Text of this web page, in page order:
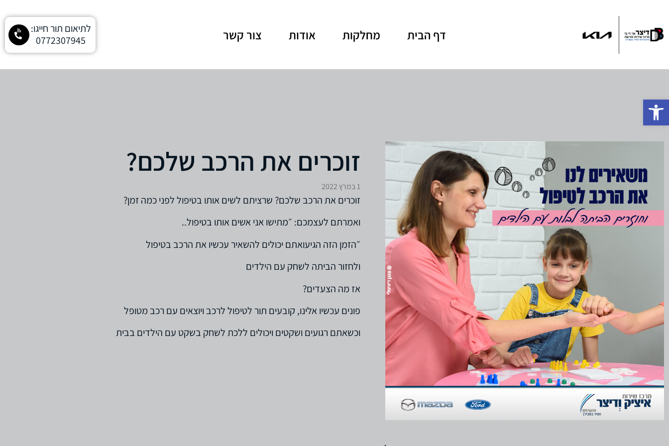
פתח סרגל נגישות
דף הבית מחלקות אודות צור קשר
לתיאום תור חייגו:
0772307945
זוכרים את הרכב שלכם?
1 במרץ 2022
זוכרים את הרכב שלכם? שרציתם לשים אותו בטיפול לפני כמה זמן?
ואמרתם לעצמכם: ״מתישו אני אשים אותו בטיפול..
״הזמן הזה הגיעואתם יכולים להשאיר עכשיו את הרכב בטיפול
ולחזור הביתה לשחק עם הילדים
אז מה הצעדים?
פונים עכשיו אלינו, קובעים תור לטיפול לרכב ויוצאים עם רכב מטופל
וכשאתם רגועים ושקטים ויכולים ללכת לשחק בשקט עם הילדים בבית